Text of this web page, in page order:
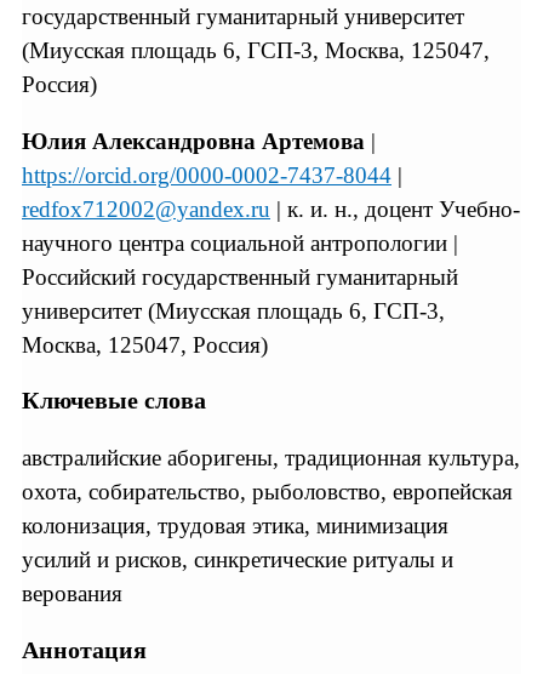
государственный гуманитарный университет
(Миусская площадь 6, ГСП-3, Москва, 125047,
Россия)
Юлия Александровна Артемова |
https://orcid.org/0000-0002-7437-8044 |
redfox712002@yandex.ru | к. и. н., доцент Учебно-
научного центра социальной антропологии |
Российский государственный гуманитарный
университет (Миусская площадь 6, ГСП-3,
Москва, 125047, Россия)
Ключевые слова
австралийские аборигены, традиционная культура,
охота, собирательство, рыболовство, европейская
колонизация, трудовая этика, минимизация
усилий и рисков, синкретические ритуалы и
верования
Аннотация